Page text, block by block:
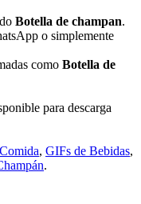
Botella de champan.
o simplemente
como Botella de
para descarga
, GIFs de Bebidas,
.